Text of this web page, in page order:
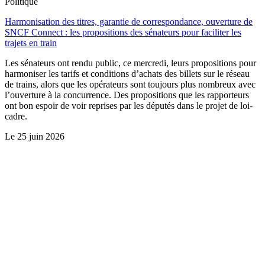
Harmonisation des titres, garantie de correspondance, ouverture de
SNCF Connect : les propositions des sénateurs pour faciliter les
trajets en train
Les sénateurs ont rendu public, ce mercredi, leurs propositions pour
harmoniser les tarifs et conditions d’achats des billets sur le réseau
de trains, alors que les opérateurs sont toujours plus nombreux avec
l’ouverture à la concurrence. Des propositions que les rapporteurs
ont bon espoir de voir reprises par les députés dans le projet de loi-
cadre.
Le 25 juin 2026